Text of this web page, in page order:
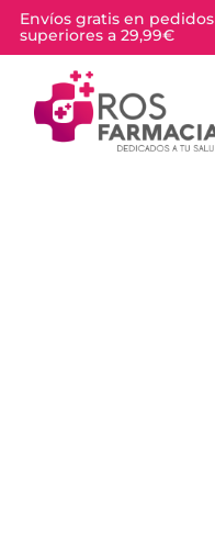
Envíos gratis en pedidos
superiores a 29,99€